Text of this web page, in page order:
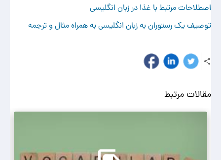
اصطلاحات مرتبط با غذا در زبان انگلیسی
توصیف یک رستوران به زبان انگلیسی به همراه مثال و ترجمه
مقالات مرتبط